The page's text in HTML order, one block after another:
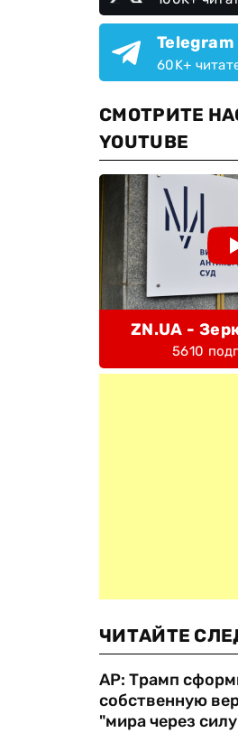
Telegram
60K+
СМОТРИТЕ
YOUTUBE
ZN.UA -
5610
ЧИТАЙТЕ
AP: Трамп
собственную
"мира через